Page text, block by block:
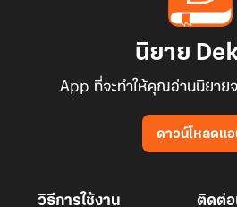
นิยาย
App ที่จะทำให้คุณอ่านนิยาย
ดาวน์โหลดแ
วิธีการใช้งาน ติดต่อ